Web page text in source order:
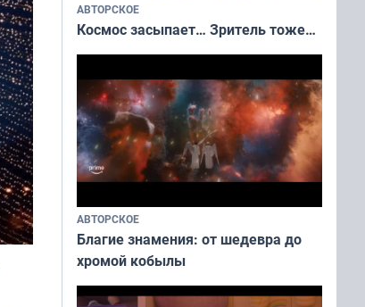
АВТОРСКОЕ
Космос засыпает… Зритель тоже…
АВТОРСКОЕ
Благие знамения: от шедевра до
хромой кобылы